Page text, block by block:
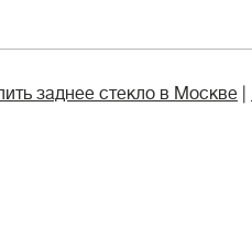
заднее стекло в Москве